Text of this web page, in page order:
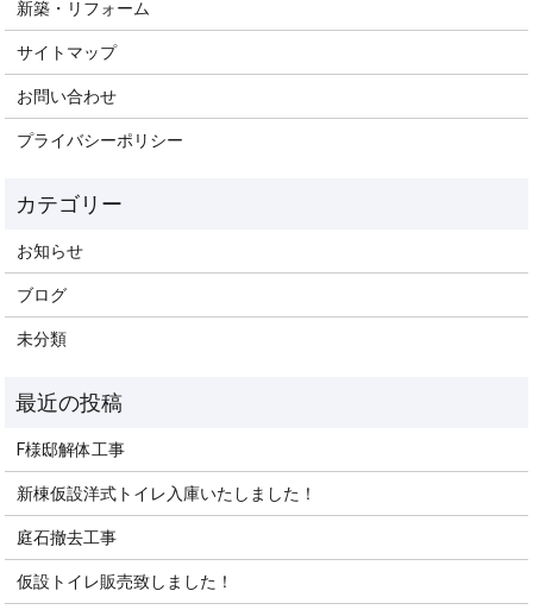
新築・リフォーム
サイトマップ
お問い合わせ
プライバシーポリシー
お知らせ
ブログ
未分類
F様邸解体工事
新棟仮設洋式トイレ入庫いたしました！
庭石撤去工事
仮設トイレ販売致しました！